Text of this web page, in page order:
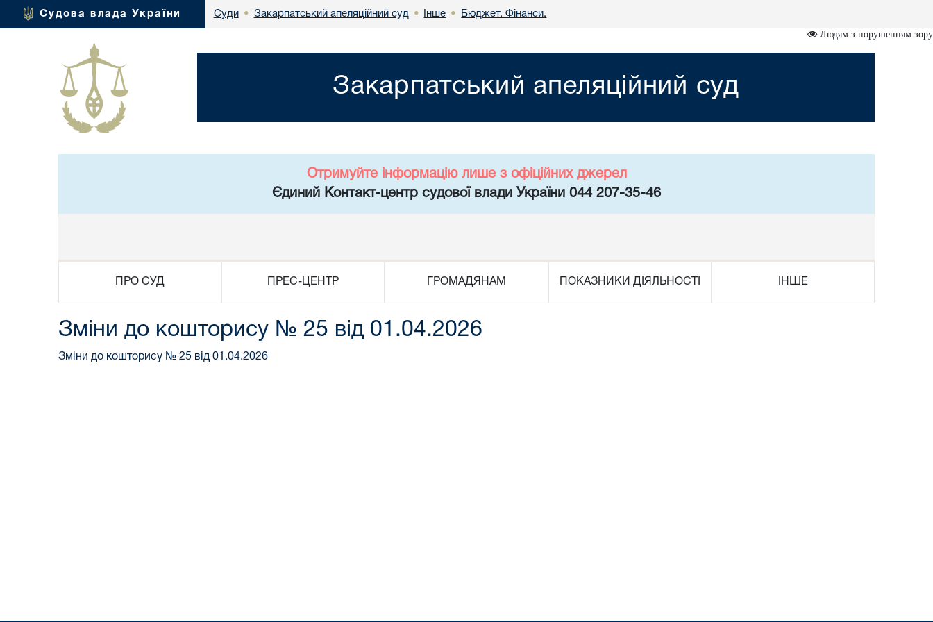
Судова влада України Суди • Закарпатський апеляційний суд • Інше • Бюджет. Фінанси.
Людям з порушенням зору
Закарпатський апеляційний суд
Отримуйте інформацію лише з офіційних джерел
Єдиний Контакт-центр судової влади України 044 207-35-46
ПРО СУД ПРЕС-ЦЕНТР ГРОМАДЯНАМ ПОКАЗНИКИ ДІЯЛЬНОСТІ ІНШЕ
Зміни до кошторису № 25 від 01.04.2026
Зміни до кошторису № 25 від 01.04.2026